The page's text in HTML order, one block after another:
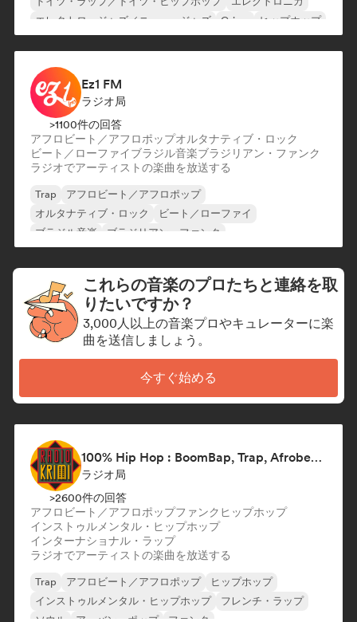
エレクトロ・ジャズ／ニュー・ジャズ
Grime
ヒップホップ
Ez1 FM
ラジオ局
>1100件の回答
アフロビート／アフロポップオルタナティブ・ロック
ビート／ローファイブラジル音楽ブラジリアン・ファンク
ラジオでアーティストの楽曲を放送する
Trap
アフロビート／アフロポップ
オルタナティブ・ロック
ビート／ローファイ
ブラジル音楽
ブラジリアン・ファンク
これらの音楽のプロたちと連絡を取
りたいですか？
3,000人以上の音楽プロやキュレーターに楽
曲を送信しましょう。
今すぐ始める
100% Hip Hop : BoomBap, Trap, Afrobeats !
ラジオ局
>2600件の回答
アフロビート／アフロポップファンク ヒップホップ
インストゥルメンタル・ヒップホップ
インターナショナル・ラップ
ラジオでアーティストの楽曲を放送する
Trap アフロビート／アフロポップ
ヒップホップ
インストゥルメンタル・ヒップホップ
フレンチ・ラップ